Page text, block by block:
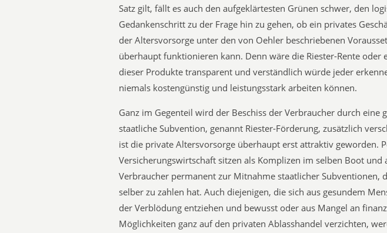
Satz gilt, fällt es auch den aufgeklärtesten Grünen schwer, den
Gedankenschritt zu der Frage hin zu gehen, ob ein privates
der Altersvorsorge unter den von Oehler beschriebenen
überhaupt funktionieren kann. Denn wäre die Riester-Rente oder
dieser Produkte transparent und verständlich würde jeder
niemals kostengünstig und leistungsstark arbeiten können.
Ganz im Gegenteil wird der Beschiss der Verbraucher durch eine
staatliche Subvention, genannt Riester-Förderung, zusätzlich
ist die private Altersvorsorge überhaupt erst attraktiv geworden.
Versicherungswirtschaft sitzen als Komplizen im selben Boot und
Verbraucher permanent zur Mitnahme staatlicher Subventionen,
selber zu zahlen hat. Auch diejenigen, die sich aus gesundem
der Verblödung entziehen und bewusst oder aus Mangel an
Möglichkeiten ganz auf den privaten Ablasshandel verzichten,